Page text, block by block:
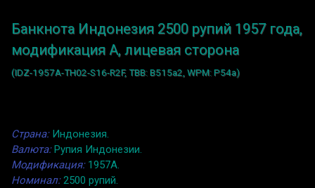
Банкнота Индонезия 2500 рупий 1957 года,
модификация A, лицевая сторона
(IDZ-1957A-TH02-S16-R2F, TBB: B515a2, WPM: P54a)
Страна:Индонезия.
Валюта:Рупия Индонезии.
Модификация:1957A.
Номинал:2500 рупий.